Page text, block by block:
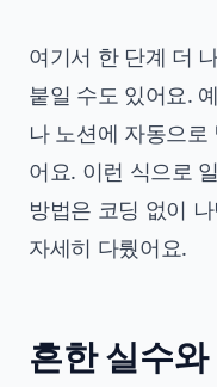
여기서 한 단계 더
붙일 수도 있어요.
나 노션에 자동으
어요. 이런 식으로
방법은 코딩 없이
자세히 다뤘어요.
흔한 실수